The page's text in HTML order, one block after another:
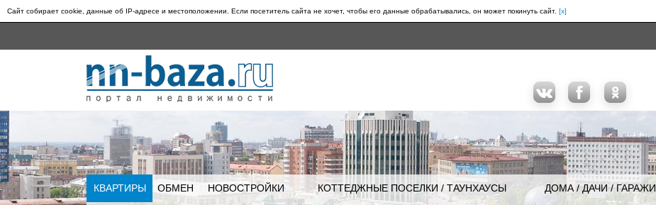
Сайт собирает cookie, данные об IP-адресе и местоположении. Если посетитель сайта не хочет, чтобы его данные обрабатывались, он может покинуть сайт. [x]
КВАРТИРЫ ОБМЕН НОВОСТРОЙКИ КОТТЕДЖНЫЕ ПОСЕЛКИ / ТАУНХАУСЫ ДОМА / ДАЧИ / ГАРАЖИ